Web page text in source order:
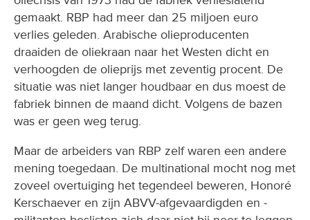
verlies geleden. Arabische olieproducenten
draaiden de oliekraan naar het Westen dicht en
verhoogden de olieprijs met zeventig procent. De
situatie was niet langer houdbaar en dus moest de
fabriek binnen de maand dicht. Volgens de bazen
was er geen weg terug.
Maar de arbeiders van RBP zelf waren een andere
zoveel overtuiging het tegendeel beweren, Honoré
Kerschaever en zijn ABVV-afgevaardigden en -
militanten beslisten zich daar niet bij neer te leggen.
Ze geloofden rotsvast in de toekomst van het